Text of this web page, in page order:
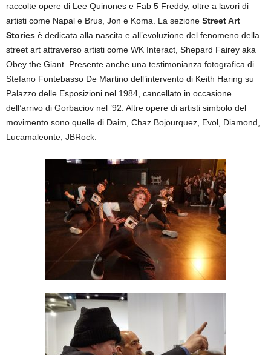
raccolte opere di Lee Quinones e Fab 5 Freddy, oltre a lavori di
artisti come Napal e Brus, Jon e Koma. La sezione Street Art
Stories è dedicata alla nascita e all’evoluzione del fenomeno della
street art attraverso artisti come WK Interact, Shepard Fairey aka
Obey the Giant. Presente anche una testimonianza fotografica di
Stefano Fontebasso De Martino dell’intervento di Keith Haring su
Palazzo delle Esposizioni nel 1984, cancellato in occasione
dell’arrivo di Gorbaciov nel ’92. Altre opere di artisti simbolo del
movimento sono quelle di Daim, Chaz Bojourquez, Evol, Diamond,
Lucamaleonte, JBRock.